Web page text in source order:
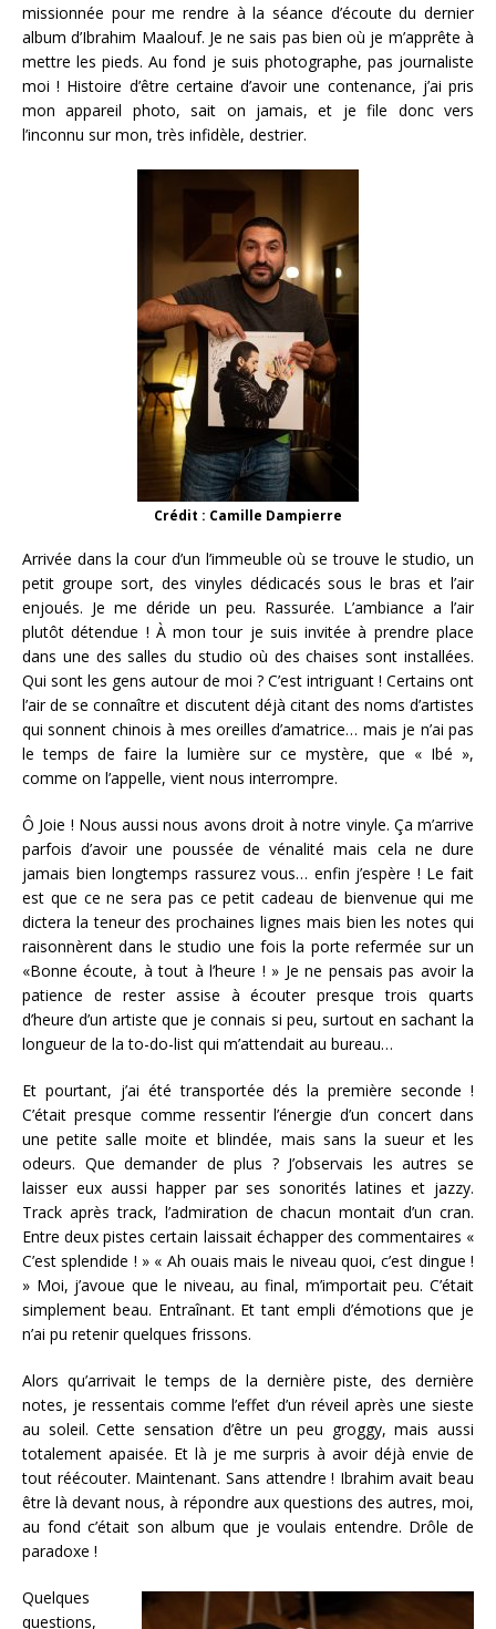
missionnée pour me rendre à la séance d’écoute du dernier
album d’Ibrahim Maalouf. Je ne sais pas bien où je m’apprête à
mettre les pieds. Au fond je suis photographe, pas journaliste
moi ! Histoire d’être certaine d’avoir une contenance, j’ai pris
mon appareil photo, sait on jamais, et je file donc vers
l’inconnu sur mon, très infidèle, destrier.
Crédit : Camille Dampierre
Arrivée dans la cour d’un l’immeuble où se trouve le studio, un
petit groupe sort, des vinyles dédicacés sous le bras et l’air
enjoués. Je me déride un peu. Rassurée. L’ambiance a l’air
plutôt détendue ! À mon tour je suis invitée à prendre place
dans une des salles du studio où des chaises sont installées.
Qui sont les gens autour de moi ? C’est intriguant ! Certains ont
l’air de se connaître et discutent déjà citant des noms d’artistes
qui sonnent chinois à mes oreilles d’amatrice… mais je n’ai pas
le temps de faire la lumière sur ce mystère, que « Ibé »,
comme on l’appelle, vient nous interrompre.
Ô Joie ! Nous aussi nous avons droit à notre vinyle. Ça m’arrive
parfois d’avoir une poussée de vénalité mais cela ne dure
jamais bien longtemps rassurez vous… enfin j’espère ! Le fait
est que ce ne sera pas ce petit cadeau de bienvenue qui me
dictera la teneur des prochaines lignes mais bien les notes qui
raisonnèrent dans le studio une fois la porte refermée sur un
«Bonne écoute, à tout à l’heure ! » Je ne pensais pas avoir la
patience de rester assise à écouter presque trois quarts
d’heure d’un artiste que je connais si peu, surtout en sachant la
longueur de la to-do-list qui m’attendait au bureau…
Et pourtant, j’ai été transportée dés la première seconde !
C’était presque comme ressentir l’énergie d’un concert dans
une petite salle moite et blindée, mais sans la sueur et les
odeurs. Que demander de plus ? J’observais les autres se
laisser eux aussi happer par ses sonorités latines et jazzy.
Track après track, l’admiration de chacun montait d’un cran.
Entre deux pistes certain laissait échapper des commentaires «
C’est splendide ! » « Ah ouais mais le niveau quoi, c’est dingue !
» Moi, j’avoue que le niveau, au final, m’importait peu. C’était
simplement beau. Entraînant. Et tant empli d’émotions que je
n’ai pu retenir quelques frissons.
Alors qu’arrivait le temps de la dernière piste, des dernière
notes, je ressentais comme l’effet d’un réveil après une sieste
au soleil. Cette sensation d’être un peu groggy, mais aussi
totalement apaisée. Et là je me surpris à avoir déjà envie de
tout réécouter. Maintenant. Sans attendre ! Ibrahim avait beau
être là devant nous, à répondre aux questions des autres, moi,
au fond c’était son album que je voulais entendre. Drôle de
paradoxe !
Quelques
questions,